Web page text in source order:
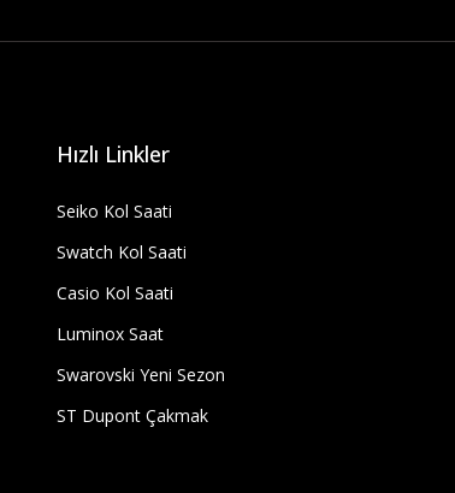
Hızlı Linkler
Seiko Kol Saati
Swatch Kol Saati
Casio Kol Saati
Luminox Saat
Swarovski Yeni Sezon
ST Dupont Çakmak